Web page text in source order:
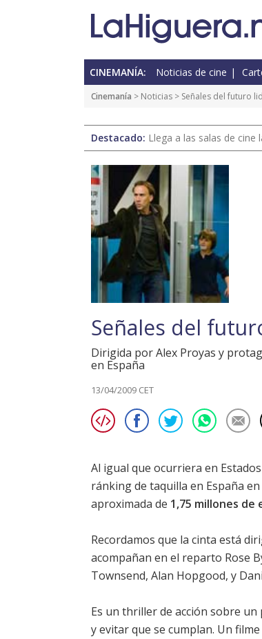
CINEMANÍA: Noticias de cine
Cinemanía > Noticias > Señales del futuro
Destacado: Llega a las salas de
Señales del
Dirigida por Alex Proyas y
en España
13/04/2009 CET
Al igual que ocurriera en
ránking de taquilla en España
aproximada de 1,75 millones de
Recordamos que la cinta está
acompañan en el reparto Rose
Townsend, Alan Hopgood, y
Es un thriller de acción sobre
y evitar que se cumplan. Un